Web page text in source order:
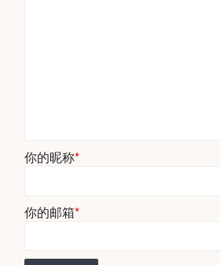
你的昵称*
你的邮箱*